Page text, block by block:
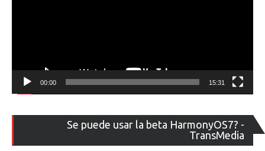
00:00 15:31
Se puede usar la beta HarmonyOS7? -
TransMedia
de